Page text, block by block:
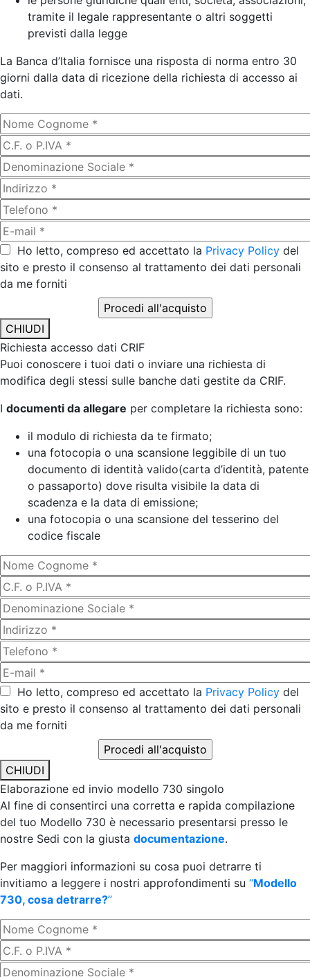
tramite il legale rappresentante o altri soggetti
previsti dalla legge
La Banca d’Italia fornisce una risposta di norma entro 30
giorni dalla data di ricezione della richiesta di accesso ai
dati.
Ho letto, compreso ed accettato la Privacy Policy del
sito e presto il consenso al trattamento dei dati personali
da me forniti
CHIUDI
Richiesta accesso dati CRIF
Puoi conoscere i tuoi dati o inviare una richiesta di
modifica degli stessi sulle banche dati gestite da CRIF.
I documenti da allegare per completare la richiesta sono:
il modulo di richiesta da te firmato;
una fotocopia o una scansione leggibile di un tuo
documento di identità valido(carta d’identità, patente
o passaporto) dove risulta visibile la data di
scadenza e la data di emissione;
una fotocopia o una scansione del tesserino del
codice fiscale
Ho letto, compreso ed accettato la Privacy Policy del
sito e presto il consenso al trattamento dei dati personali
da me forniti
CHIUDI
Elaborazione ed invio modello 730 singolo
Al fine di consentirci una corretta e rapida compilazione
del tuo Modello 730 è necessario presentarsi presso le
nostre Sedi con la giusta documentazione.
Per maggiori informazioni su cosa puoi detrarre ti
invitiamo a leggere i nostri approfondimenti su “Modello
730, cosa detrarre?”